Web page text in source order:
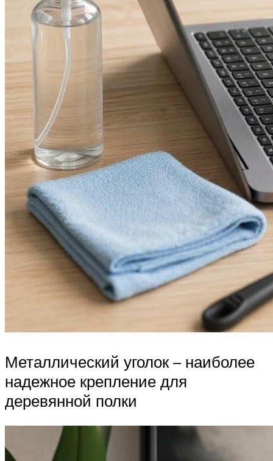
Металлический уголок – наиболее
надежное крепление для
деревянной полки